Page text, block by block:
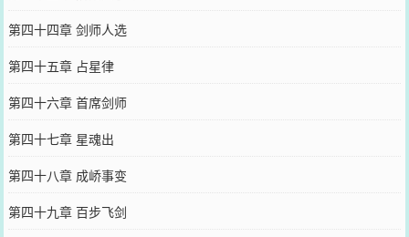
第四十四章 剑师人选
第四十五章 占星律
第四十六章 首席剑师
第四十七章 星魂出
第四十八章 成峤事变
第四十九章 百步飞剑